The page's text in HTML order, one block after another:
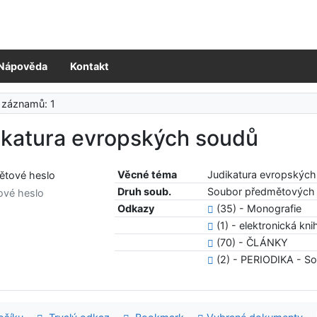
Kontakt
1
evropských soudů
Věcné téma
Judikatura
Druh soub.
Soubor předmětových
Odkazy
(35) - Monografie
(1) - elektronická
(70) - ČLÁNKY
(2) - PERIODIKA -
heslo